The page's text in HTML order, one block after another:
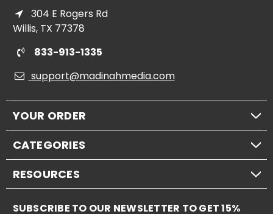
304 E Rogers Rd
Willis, TX 77378
833-913-1335
support@madinahmedia.com
YOUR ORDER
CATEGORIES
RESOURCES
SUBSCRIBE TO OUR NEWSLETTER TO GET 15%